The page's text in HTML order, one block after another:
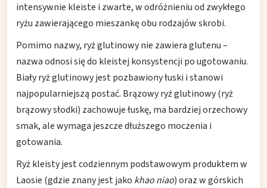
intensywnie kleiste i zwarte, w odróżnieniu od zwykłego
ryżu zawierającego mieszankę obu rodzajów skrobi.
Pomimo nazwy, ryż glutinowy nie zawiera glutenu –
nazwa odnosi się do kleistej konsystencji po ugotowaniu.
Biały ryż glutinowy jest pozbawiony łuski i stanowi
najpopularniejszą postać. Brązowy ryż glutinowy (ryż
brązowy słodki) zachowuje łuskę, ma bardziej orzechowy
smak, ale wymaga jeszcze dłuższego moczenia i
gotowania.
Ryż kleisty jest codziennym podstawowym produktem w
Laosie (gdzie znany jest jako khao niao) oraz w górskich